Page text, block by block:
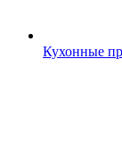
Кухонные